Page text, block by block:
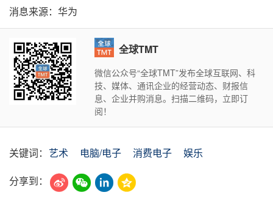
消息来源：华为
全球TMT
微信公众号“全球TMT”发布全球互联网、科
技、媒体、通讯企业的经营动态、财报信
息、企业并购消息。扫描二维码，立即订
阅！
关键词： 艺术 电脑/电子 消费电子
娱乐
分享到：